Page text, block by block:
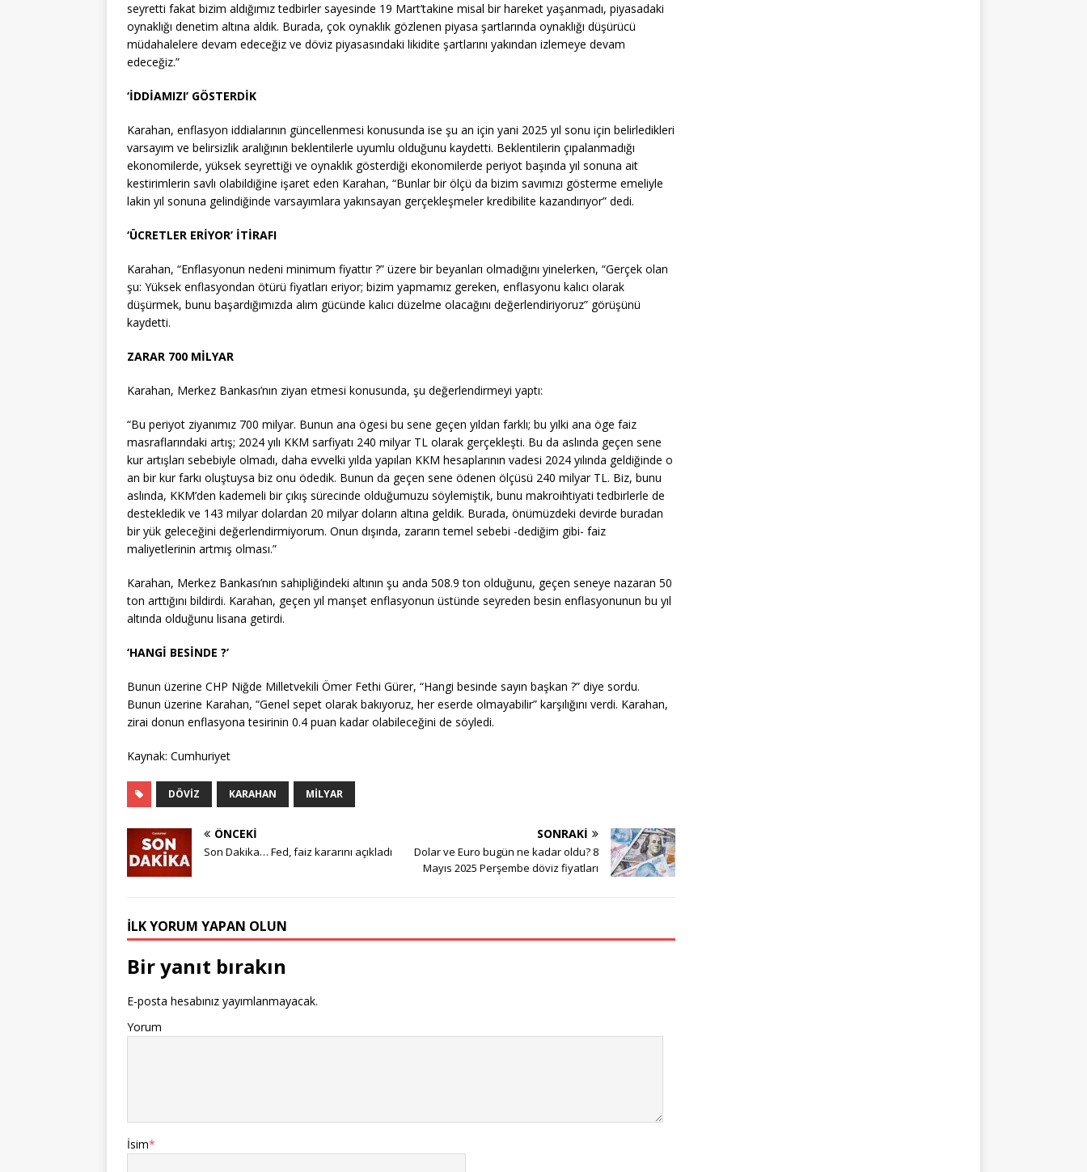
seyretti fakat bizim aldığımız tedbirler sayesinde 19 Mart’takine misal bir hareket yaşanmadı, piyasadaki
oynaklığı denetim altına aldık. Burada, çok oynaklık gözlenen piyasa şartlarında oynaklığı düşürücü
müdahalelere devam edeceğiz ve döviz piyasasındaki likidite şartlarını yakından izlemeye devam
edeceğiz.”
‘İDDİAMIZI’ GÖSTERDİK
Karahan, enflasyon iddialarının güncellenmesi konusunda ise şu an için yani 2025 yıl sonu için belirledikleri
varsayım ve belirsizlik aralığının beklentilerle uyumlu olduğunu kaydetti. Beklentilerin çıpalanmadığı
ekonomilerde, yüksek seyrettiği ve oynaklık gösterdiği ekonomilerde periyot başında yıl sonuna ait
kestirimlerin savlı olabildiğine işaret eden Karahan, “Bunlar bir ölçü da bizim savımızı gösterme emeliyle
lakin yıl sonuna gelindiğinde varsayımlara yakınsayan gerçekleşmeler kredibilite kazandırıyor” dedi.
‘ÜCRETLER ERİYOR’ İTİRAFI
Karahan, “Enflasyonun nedeni minimum fiyattır ?” üzere bir beyanları olmadığını yinelerken, “Gerçek olan
şu: Yüksek enflasyondan ötürü fiyatları eriyor; bizim yapmamız gereken, enflasyonu kalıcı olarak
düşürmek, bunu başardığımızda alım gücünde kalıcı düzelme olacağını değerlendiriyoruz” görüşünü
kaydetti.
ZARAR 700 MİLYAR
Karahan, Merkez Bankası’nın ziyan etmesi konusunda, şu değerlendirmeyi yaptı:
“Bu periyot ziyanımız 700 milyar. Bunun ana ögesi bu sene geçen yıldan farklı; bu yılki ana öge faiz
masraflarındaki artış; 2024 yılı KKM sarfiyatı 240 milyar TL olarak gerçekleşti. Bu da aslında geçen sene
kur artışları sebebiyle olmadı, daha evvelki yılda yapılan KKM hesaplarının vadesi 2024 yılında geldiğinde o
an bir kur farkı oluştuysa biz onu ödedik. Bunun da geçen sene ödenen ölçüsü 240 milyar TL. Biz, bunu
aslında, KKM’den kademeli bir çıkış sürecinde olduğumuzu söylemiştik, bunu makroihtiyati tedbirlerle de
destekledik ve 143 milyar dolardan 20 milyar doların altına geldik. Burada, önümüzdeki devirde buradan
bir yük geleceğini değerlendirmiyorum. Onun dışında, zararın temel sebebi -dediğim gibi- faiz
maliyetlerinin artmış olması.”
Karahan, Merkez Bankası’nın sahipliğindeki altının şu anda 508.9 ton olduğunu, geçen seneye nazaran 50
ton arttığını bildirdi. Karahan, geçen yıl manşet enflasyonun üstünde seyreden besin enflasyonunun bu yıl
altında olduğunu lisana getirdi.
‘HANGİ BESİNDE ?’
Bunun üzerine CHP Niğde Milletvekili Ömer Fethi Gürer, “Hangi besinde sayın başkan ?” diye sordu.
Bunun üzerine Karahan, “Genel sepet olarak bakıyoruz, her eserde olmayabilir” karşılığını verdi. Karahan,
zirai donun enflasyona tesirinin 0.4 puan kadar olabileceğini de söyledi.
Kaynak: Cumhuriyet
DÖVIZ KARAHAN MILYAR
ÖNCEKI
Son Dakika… Fed, faiz kararını açıkladı
SONRAKI
Dolar ve Euro bugün ne kadar oldu? 8
Mayıs 2025 Perşembe döviz fiyatları
İLK YORUM YAPAN OLUN
Bir yanıt bırakın
E-posta hesabınız yayımlanmayacak.
Yorum
İsim*